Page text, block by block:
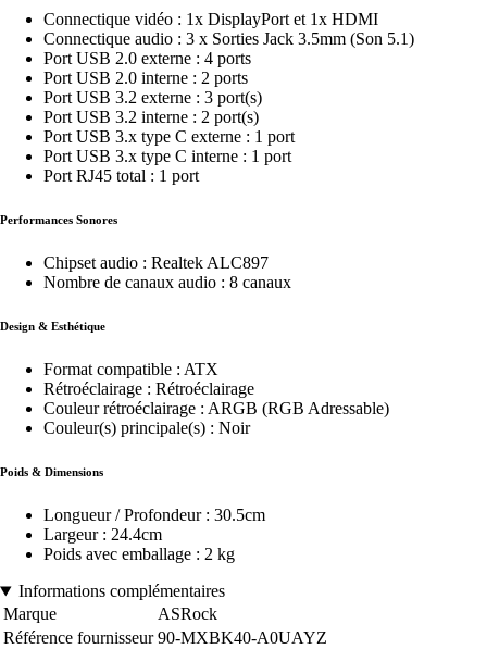
Connectique vidéo : 1x DisplayPort et 1x HDMI
Connectique audio : 3 x Sorties Jack 3.5mm (Son 5.1)
Port USB 2.0 externe : 4 ports
Port USB 2.0 interne : 2 ports
Port USB 3.2 externe : 3 port(s)
Port USB 3.2 interne : 2 port(s)
Port USB 3.x type C externe : 1 port
Port USB 3.x type C interne : 1 port
Port RJ45 total : 1 port
Performances Sonores
Chipset audio : Realtek ALC897
Nombre de canaux audio : 8 canaux
Design & Esthétique
Format compatible : ATX
Rétroéclairage : Rétroéclairage
Couleur rétroéclairage : ARGB (RGB Adressable)
Couleur(s) principale(s) : Noir
Poids & Dimensions
Longueur / Profondeur : 30.5cm
Largeur : 24.4cm
Poids avec emballage : 2 kg
Informations complémentaires
Marque
ASRock
Référence fournisseur 90-MXBK40-A0UAYZ